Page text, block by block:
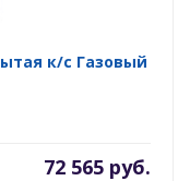
к/с Газовый
72 565 руб.